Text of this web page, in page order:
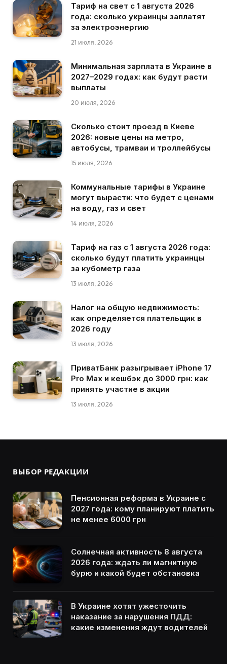
Тариф на свет с 1 августа 2026
года: сколько украинцы заплатят
за электроэнергию
21 июля, 2026
Минимальная зарплата в Украине в
2027–2029 годах: как будут расти
выплаты
20 июля, 2026
Сколько стоит проезд в Киеве
2026: новые цены на метро,
автобусы, трамваи и троллейбусы
15 июля, 2026
Коммунальные тарифы в Украине
могут вырасти: что будет с ценами
на воду, газ и свет
14 июля, 2026
Тариф на газ с 1 августа 2026 года:
сколько будут платить украинцы
за кубометр газа
13 июля, 2026
Налог на общую недвижимость:
как определяется плательщик в
2026 году
13 июля, 2026
ПриватБанк разыгрывает iPhone 17
Pro Max и кешбэк до 3000 грн: как
принять участие в акции
13 июля, 2026
ВЫБОР РЕДАКЦИИ
Пенсионная реформа в Украине с
2027 года: кому планируют платить
не менее 6000 грн
Солнечная активность 8 августа
2026 года: ждать ли магнитную
бурю и какой будет обстановка
В Украине хотят ужесточить
наказание за нарушения ПДД:
какие изменения ждут водителей